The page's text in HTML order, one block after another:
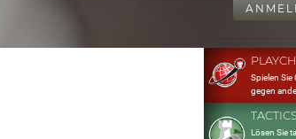
Spielen Sie
gegen
Lösen Sie